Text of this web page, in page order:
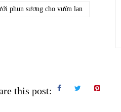
phun sương cho vườn lan
this post: